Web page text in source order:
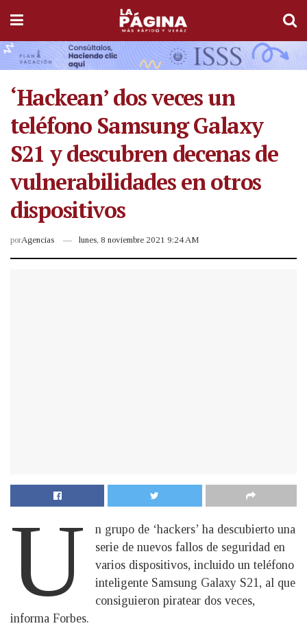
‘Hackean’ dos veces un
teléfono Samsung Galaxy
S21 y descubren decenas de
vulnerabilidades en otros
dispositivos
porAgencias lunes, 8 noviembre 2021 9:24 AM
U
n grupo de ‘hackers’ ha descubierto una
serie de nuevos fallos de seguridad en
varios dispositivos, incluido un teléfono
inteligente Samsung Galaxy S21, al que
consiguieron piratear dos veces,
informa Forbes.